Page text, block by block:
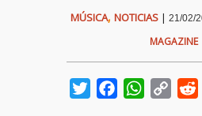
MÚSICA, NOTICIAS | 21/02/
MAGAZINE
TwitterFacebookWhatsApp
Copy